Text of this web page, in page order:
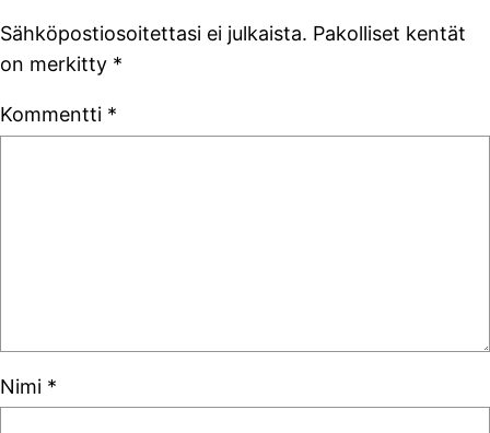
Sähköpostiosoitettasi ei julkaista. Pakolliset kentät
on merkitty *
Kommentti *
Nimi *